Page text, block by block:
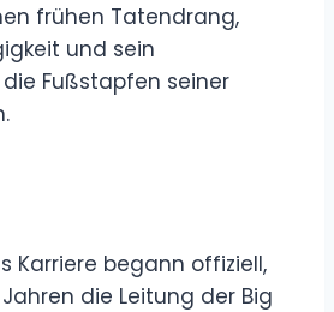
frühen Tatendrang,
und sein
Fußstapfen seiner
Karriere begann offiziell,
die Leitung der Big